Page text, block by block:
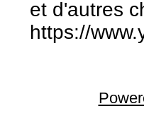
et d'autres
https://